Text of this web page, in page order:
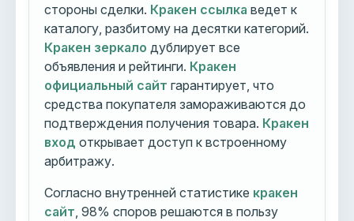
стороны сделки. Кракен ссылка ведет к
каталогу, разбитому на десятки категорий.
Кракен зеркало дублирует все
объявления и рейтинги. Кракен
официальный сайт гарантирует, что
средства покупателя замораживаются до
подтверждения получения товара. Кракен
вход открывает доступ к встроенному
арбитражу.
Согласно внутренней статистике кракен
сайт , 98% споров решаются в пользу